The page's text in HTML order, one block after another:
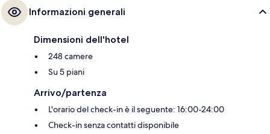
Informazioni generali
Dimensioni dell'hotel
248 camere
Su 5 piani
Arrivo/partenza
L'orario del check-in è il seguente: 16:00-24:00
Check-in senza contatti disponibile